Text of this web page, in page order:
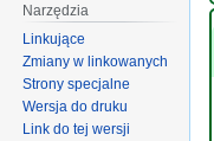
Narzędzia
Linkujące
Zmiany w linkowanych
Strony specjalne
Wersja do druku
Link do tej wersji